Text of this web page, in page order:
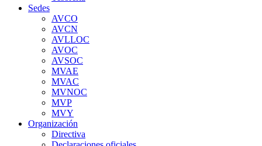
Sedes
AVCO
AVCN
AVLLOC
AVOC
AVSOC
MVAE
MVAC
MVNOC
MVP
MVY
Organización
Directiva